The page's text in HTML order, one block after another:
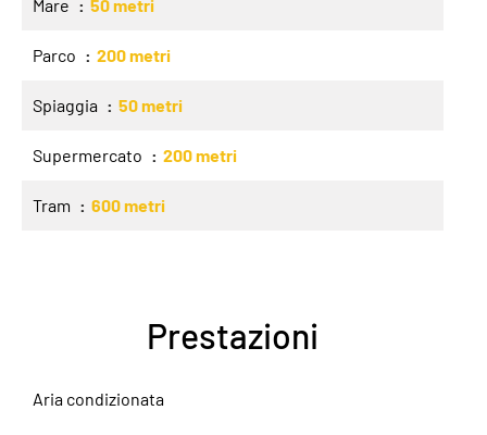
Mare 50 metri
Parco 200 metri
Spiaggia 50 metri
Supermercato 200 metri
Tram 600 metri
Prestazioni
Aria condizionata